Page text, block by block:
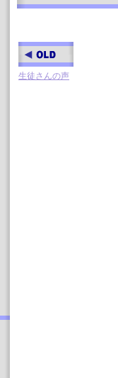
生徒さんの声